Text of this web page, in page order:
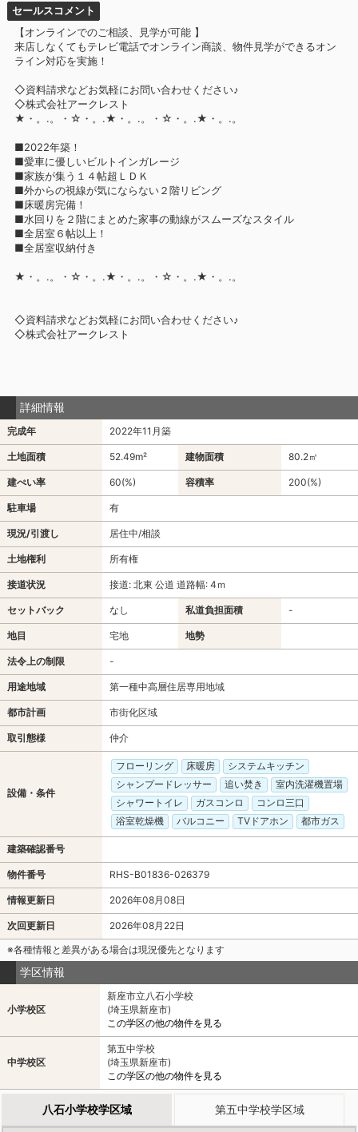
セールスコメント
【オンラインでのご相談、見学が可能 】
来店しなくてもテレビ電話でオンライン商談、物件見学ができるオン
ライン対応を実施！
◇資料請求などお気軽にお問い合わせください♪
◇株式会社アークレスト
★・。.。・☆・。.★・。.。・☆・。.★・。.。
■2022年築！
■愛車に優しいビルトインガレージ
■家族が集う１４帖超ＬＤＫ
■外からの視線が気にならない２階リビング
■床暖房完備！
■水回りを２階にまとめた家事の動線がスムーズなスタイル
■全居室６帖以上！
■全居室収納付き
★・。.。・☆・。.★・。.。・☆・。.★・。.。
◇資料請求などお気軽にお問い合わせください♪
◇株式会社アークレスト
詳細情報
完成年 2022年11月築
土地面積 52.49m² 建物面積 80.2㎡
建ぺい率 60(%) 容積率 200(%)
駐車場 有
現況/引渡し 居住中/相談
土地権利 所有権
接道状況 接道: 北東 公道 道路幅: 4ｍ
セットバック なし 私道負担面積 -
地目 宅地 地勢
法令上の制限 -
用途地域 第一種中高層住居専用地域
都市計画 市街化区域
取引態様 仲介
設備・条件
フローリング 床暖房
システムキッチン
シャンプードレッサー
追い焚き
室内洗濯機置場
シャワートイレ
ガスコンロ
コンロ三口
浴室乾燥機
バルコニー TVドアホン 都市ガス
建築確認番号
物件番号 RHS-B01836-026379
情報更新日 2026年08月08日
次回更新日
2026年08月22日
※各種情報と差異がある場合は現況優先となります
学区情報
小学校区
新座市立八石小学校
(埼玉県新座市)
この学区の他の物件を見る
中学校区
第五中学校
(埼玉県新座市)
この学区の他の物件を見る
八石小学校学区域 第五中学校学区域